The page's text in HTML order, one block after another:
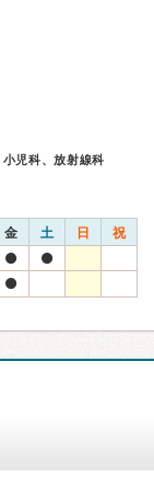
児科、放射線科
金 土 日 祝